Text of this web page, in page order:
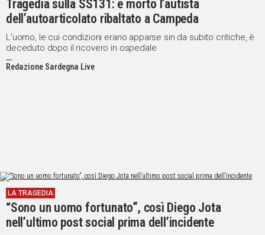
Tragedia sulla SS131: è morto l’autista
dell’autoarticolato ribaltato a Campeda
L’uomo, le cui condizioni erano apparse sin da subito critiche, è
deceduto dopo il ricovero in ospedale
Redazione Sardegna Live
LA TRAGEDIA
“Sono un uomo fortunato”, così Diego Jota
nell’ultimo post social prima dell’incidente